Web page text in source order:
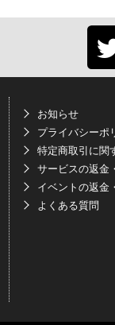
お知らせ
プライバシーポ
特定商取引に関
サービスの返金
イベントの返金
よくある質問